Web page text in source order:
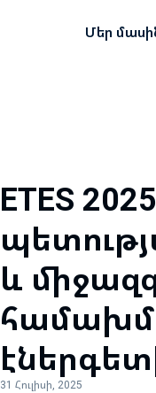
Մեր
ETES
և
31 Հուլիսի, 2025